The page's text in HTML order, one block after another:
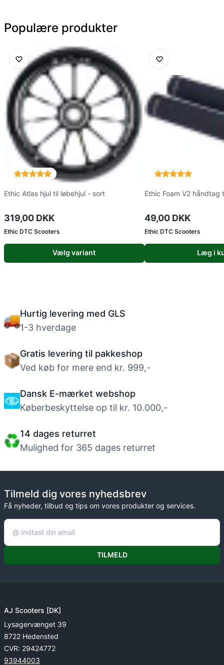
Populære produkter
Ethic Atlas hjul til løbehjul - sort
319,00 DKK
Ethic DTC Scooters
Vælg variant
Ethic Foam V2 håndtag
49,00 DKK
Ethic DTC Scooters
Læg i
Hurtig levering med GLS
1-3 hverdage
Gratis levering til pakkeshop
Ved køb for mere end kr. 999,-
Dansk E-mærket webshop
Køberbeskyttelse op til kr. 10.000,-
14 dages returret
Mulighed for 365 dages returret
Tilmeld dig vores nyhedsbrev
Få nyheder, tilbud og tips om vores produkter og services.
TILMELD
AJ Scooters [DK]
Lysagervænget 39
8722 Hedensted
CVR: 29424772
93944003